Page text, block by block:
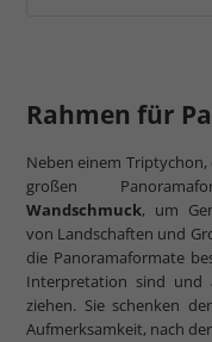
Rahmen für
Neben einem
großen
Wandschmuck, um
von Landschaften und
die Panoramaformate
Interpretation sind und
ziehen. Sie schenken
Aufmerksamkeit, nach